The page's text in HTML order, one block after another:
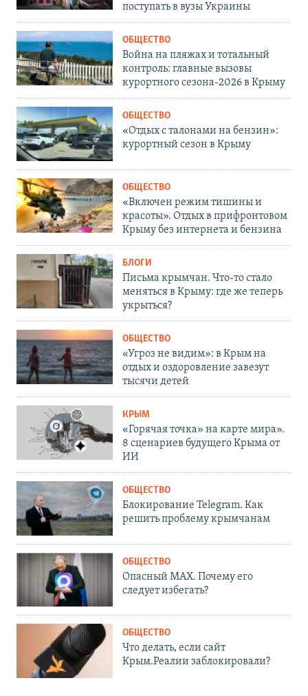
поступать в вузы Украины
ОБЩЕСТВО
Война на пляжах и тотальный
контроль: главные вызовы
курортного сезона-2026 в Крыму
ОБЩЕСТВО
«Отдых с талонами на бензин»:
курортный сезон в Крыму
ОБЩЕСТВО
«Включен режим тишины и
красоты». Отдых в прифронтовом
Крыму без интернета и бензина
БЛОГИ
Письма крымчан. Что-то стало
меняться в Крыму: где же теперь
укрыться?
ОБЩЕСТВО
«Угроз не видим»: в Крым на
отдых и оздоровление завезут
тысячи детей
КРЫМ
«Горячая точка» на карте мира».
8 сценариев будущего Крыма от
ИИ
ОБЩЕСТВО
Блокирование Telegram. Как
решить проблему крымчанам
ОБЩЕСТВО
Опасный MAX. Почему его
следует избегать?
ОБЩЕСТВО
Что делать, если сайт
Крым.Реалии заблокировали?